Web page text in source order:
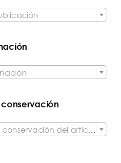
conservación
Cualquier Estado de conservación del artículo